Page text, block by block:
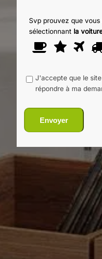
Svp prouvez que vous
sélectionnant la
J'accepte que le
répondre à ma
Envoyer